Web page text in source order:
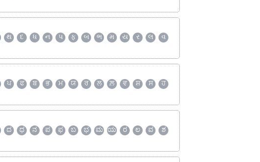
થ દ ધ ન પ ફ બ ભ મ ય ર લ
વ
ਪ ਫ ਬ ਭ ਮ ਯ ਰ ਲ ਲ਼ ਵ ਸ਼ ਸ
ਹ
ದ ಧ ನ ಪ ಫ ಬ ಭ ಮ ಯ ರ ಲ ವ
ಶ